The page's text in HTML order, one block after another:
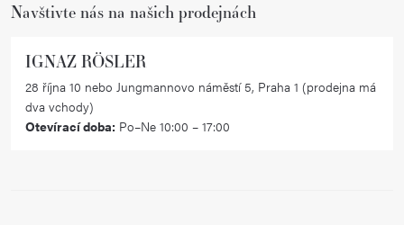
Navštivte nás na našich prodejnách
IGNAZ RÖSLER
28 října 10 nebo Jungmannovo náměstí 5, Praha 1 (prodejna má
dva vchody)
Otevírací doba: Po–Ne 10:00 – 17:00